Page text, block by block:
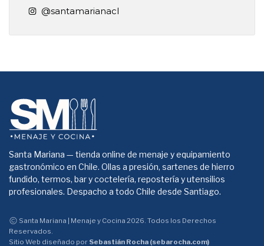
@santamarianacl
Santa Mariana — tienda online de menaje y equipamiento
gastronómico en Chile. Ollas a presión, sartenes de hierro
fundido, termos, bar y coctelería, repostería y utensilios
profesionales. Despacho a todo Chile desde Santiago.
Santa Mariana | Menaje y Cocina 2026. Todos los Derechos
Reservados.
Sitio Web diseñado por Sebastián Rocha (sebarocha.com)